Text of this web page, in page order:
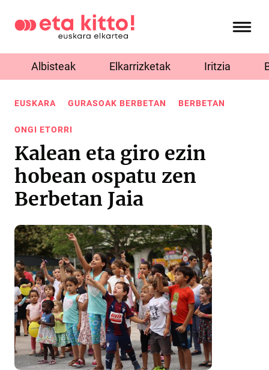
Albisteak Elkarrizketak Iritzia
EUSKARA GURASOAK BERBETAN BERBETAN
ONGI ETORRI
Kalean eta giro ezin
hobean ospatu zen
Berbetan Jaia